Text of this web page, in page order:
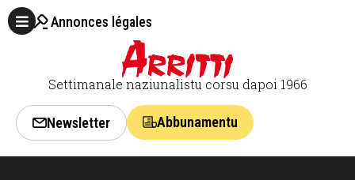
Annonces légales
Settimanale naziunalistu corsu dapoi 1966
Newsletter Abbunamentu